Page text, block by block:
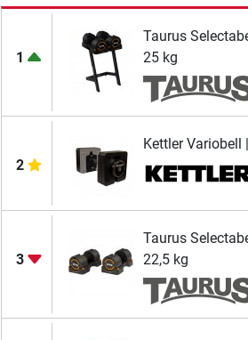
1
Taurus
25 kg
2
Kettler Variobell
3
Taurus
22,5 kg